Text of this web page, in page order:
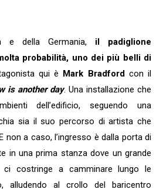
e della Germania, il padiglione
probabilità, uno dei più belli di
qui è Mark Bradfordcon il
is another day. Una installazione che
dell’edificio, seguendo una
sia il suo percorso di artista che
non a caso, l’ingresso è dalla porta di
in una prima stanza dove un grande
ci costringe a camminare lungo le
alludendo al crollo del baricentro